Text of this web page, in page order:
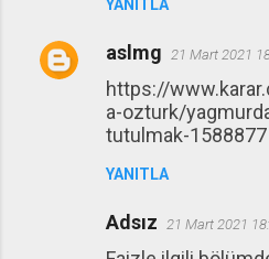
YANITLA
aslmg 21 Mart 2021
https://
a-ozturk/
tutulmak-1588877
YANITLA
Adsız 21 Mart 2021